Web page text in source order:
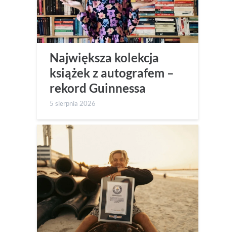
Największa kolekcja
książek z autografem –
rekord Guinnessa
5 sierpnia 2026